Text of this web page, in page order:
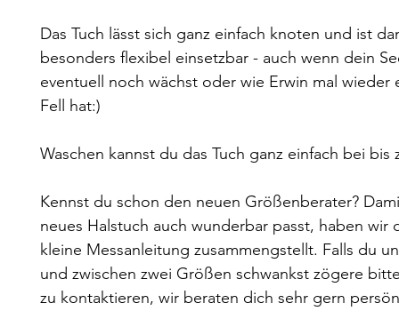
Das Tuch lässt sich ganz einfach knoten und ist
besonders flexibel einsetzbar - auch wenn dein
eventuell noch wächst oder wie Erwin mal wieder
Fell hat:)
Waschen kannst du das Tuch ganz einfach bei bis
Kennst du schon den neuen Größenberater?
neues Halstuch auch wunderbar passt, haben wir
kleine Messanleitung zusammengstellt. Falls du
und zwischen zwei Größen schwankst zögere
zu kontaktieren, wir beraten dich sehr gern